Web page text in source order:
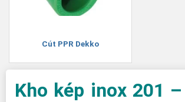
Cút PPR Dekko
Kho kép inox 201